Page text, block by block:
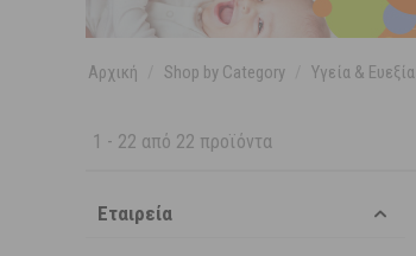
Αρχική Shop by Category Υγεία & Ευεξία
1 - 22 από 22 προϊόντα
Εταιρεία